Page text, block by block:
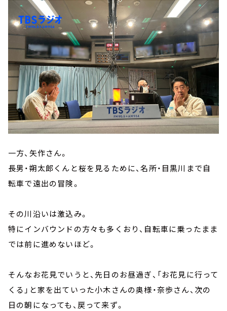
一方、矢作さん。
長男・朔太郎くんと桜を見るために、名所・目黒川まで自
転車で遠出の冒険。
その川沿いは激込み。
特にインバウンドの方々も多くおり、自転車に乗ったまま
では前に進めないほど。
そんなお花見でいうと、先日のお昼過ぎ、「お花見に行って
くる」と家を出ていった小木さんの奥様・奈歩さん、次の
日の朝になっても、戻って来ず。